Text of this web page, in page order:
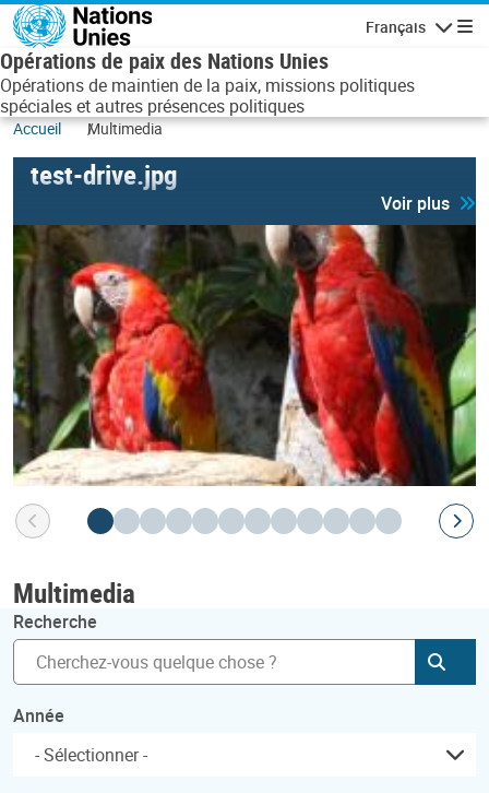
Aller au contenu principal
Français
Opérations de paix des Nations Unies
Opérations de maintien de la paix, missions politiques
spéciales et autres présences politiques
Accueil Multimedia
test-drive.jpg
Voir plus
Multimedia
Recherche
Année